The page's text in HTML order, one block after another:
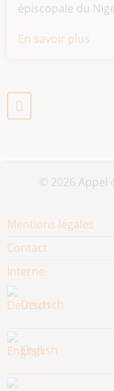
épiscopale du
En savoir plus
une
© 2026 Appel
Footer
Mentions légales
Contact
Interne
Deutsch
English